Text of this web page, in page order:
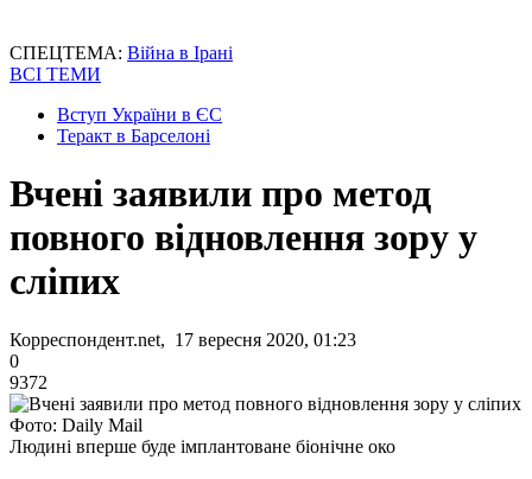
СПЕЦТЕМА: Війна в Ірані
ВСІ ТЕМИ
Вступ України в ЄС
Теракт в Барселоні
Вчені заявили про метод
повного відновлення зору у
сліпих
Корреспондент.net, 17 вересня 2020, 01:23
0
9372
Фото: Daily Mail
Людині вперше буде імплантоване біонічне око